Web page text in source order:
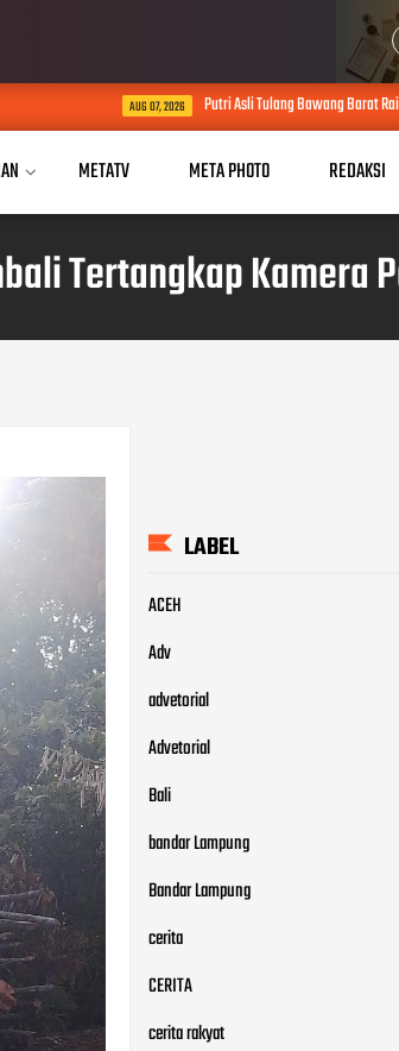
Putri Asli Tulang Bawang Barat Raih Gelar Doktor,
METATV META PHOTO REDAKSI
Tertangkap Kamera
LABEL
ACEH
Adv
advetorial
Advetorial
Bali
bandar Lampung
Bandar Lampung
cerita
CERITA
cerita rakyat